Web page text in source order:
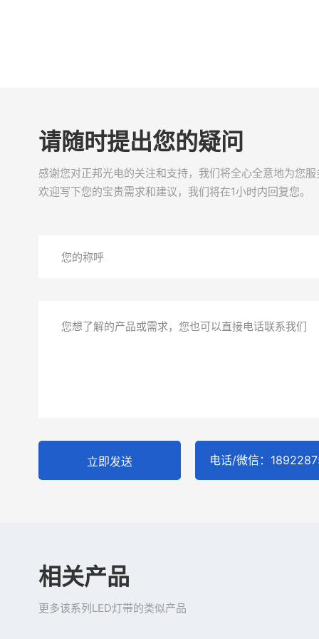
请随时提出您的疑问
感谢您对正邦光电的关注和支持，我们将全心全意地为您服
欢迎写下您的宝贵需求和建议，我们将在1小时内回复您。
立即发送 电话/微信：
相关产品
更多该系列LED灯带的类似产品